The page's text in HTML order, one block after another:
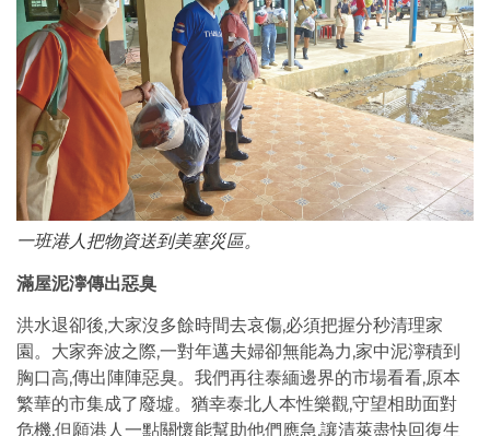
一班港人把物資送到美塞災區。
滿屋泥濘傳出惡臭
洪水退卻後,大家沒多餘時間去哀傷,必須把握分秒清理家
園。大家奔波之際,一對年邁夫婦卻無能為力,家中泥濘積到
胸口高,傳出陣陣惡臭。我們再往泰緬邊界的市場看看,原本
繁華的市集成了廢墟。猶幸泰北人本性樂觀,守望相助面對
危機,但願港人一點關懷能幫助他們應急,讓清萊盡快回復生